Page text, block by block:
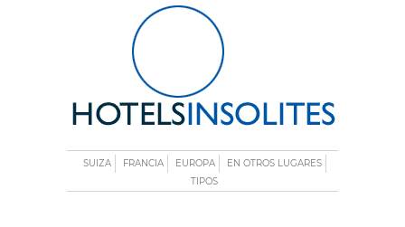
SUIZA FRANCIA EUROPA
EN OTROS LUGARES
TIPOS